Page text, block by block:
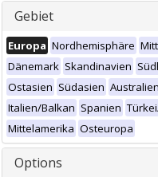
Gebiet
Europa Nordhemisphäre
Dänemark Skandinavien
Ostasien Südasien Australien
Italien/Balkan Spanien
Mittelamerika Osteuropa
Options